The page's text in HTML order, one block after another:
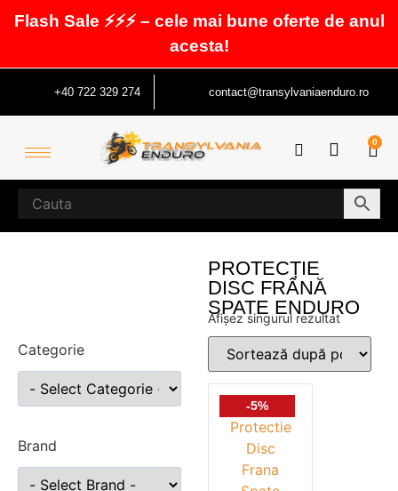
Flash Sale ⚡⚡⚡ – cele mai bune oferte de anul
acesta!
+40 722 329 274 contact@transylvaniaenduro.ro
0
Categorie
Brand
PROTECȚIE
DISC FRÂNĂ
SPATE ENDURO
Afișez singurul rezultat
-5%